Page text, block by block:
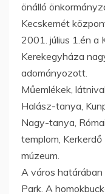
önálló
Kecskemét
2001. július 1.én a
Kerekegyháza
adományozott.
Műemlékek,
Halász-tanya,
Nagy-tanya,
templom,
múzeum.
A város határában
Park. A